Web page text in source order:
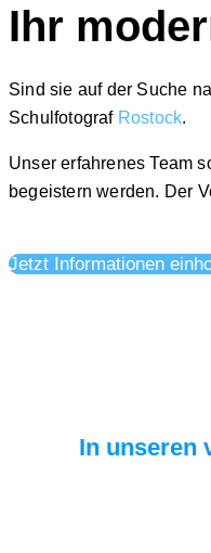
Ihr
Sind sie auf der Suche
Schulfotograf Rostock.
Unsererfahrenes Team
begeistern werden. Der
Jetzt Informationen
In unseren